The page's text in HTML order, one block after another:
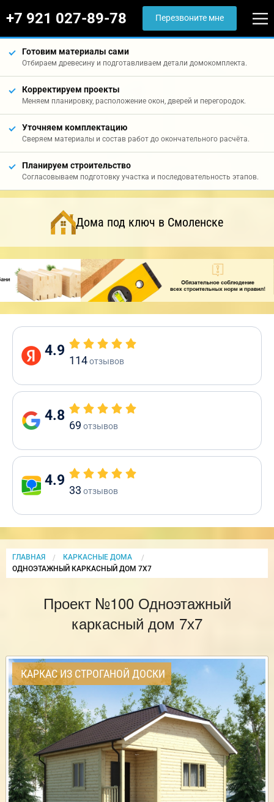
+7 921 027-89-78 Перезвоните мне
Готовим материалы сами
Отбираем древесину и подготавливаем детали домокомплекта.
Корректируем проекты
Меняем планировку, расположение окон, дверей и перегородок.
Уточняем комплектацию
Сверяем материалы и состав работ до окончательного расчёта.
Планируем строительство
Согласовываем подготовку участка и последовательность этапов.
Дома под ключ в Смоленске
4.9
114отзывов
4.8
69 отзывов
4.9
33 отзывов
ГЛАВНАЯ
КАРКАСНЫЕ ДОМА
CURRENT:
ОДНОЭТАЖНЫЙ КАРКАСНЫЙ ДОМ 7Х7
Проект №100 Одноэтажный
каркасный дом 7х7
КАРКАС ИЗ СТРОГАНОЙ ДОСКИ